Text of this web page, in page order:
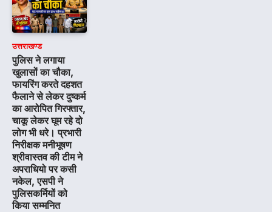
उत्तराखण्ड
पुलिस ने लगाया
खुलासों का चौका,
फायरिंग करते दहशत
फैलाने से लेकर दुष्कर्म
का आरोपित गिरफ्तार,
चाकू लेकर घूम रहे दो
लोग भी धरे। प्रभारी
निरीक्षक मनीभूषण
श्रीवास्तव की टीम ने
अपराधियो पर कसी
नकेल, एसपी ने
पुलिसकर्मियों को
किया सम्मनित